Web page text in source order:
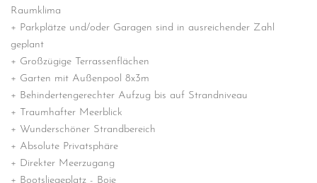
Raumklima
+ Parkplätze und/oder Garagen sind in ausreichender Zahl
geplant
+ Großzügige Terrassenflächen
+ Garten mit Außenpool 8x3m
+ Behindertengerechter Aufzug bis auf Strandniveau
+ Traumhafter Meerblick
+ Wunderschöner Strandbereich
+ Absolute Privatsphäre
+ Direkter Meerzugang
+ Bootsliegeplatz - Boje